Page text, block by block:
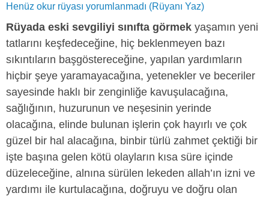
Henüz okur rüyası yorumlanmadı (Rüyanı Yaz)
Rüyada eski sevgiliyi sınıfta görmek yaşamın yeni
tatlarını keşfedeceğine, hiç beklenmeyen bazı
sıkıntıların başgöstereceğine, yapılan yardımların
hiçbir şeye yaramayacağına, yetenekler ve beceriler
sayesinde haklı bir zenginliğe kavuşulacağına,
sağlığının, huzurunun ve neşesinin yerinde
olacağına, elinde bulunan işlerin çok hayırlı ve çok
güzel bir hal alacağına, binbir türlü zahmet çektiği bir
işte başına gelen kötü olayların kısa süre içinde
düzeleceğine, alnına sürülen lekeden allah’ın izni ve
yardımı ile kurtulacağına, doğruyu ve doğru olan